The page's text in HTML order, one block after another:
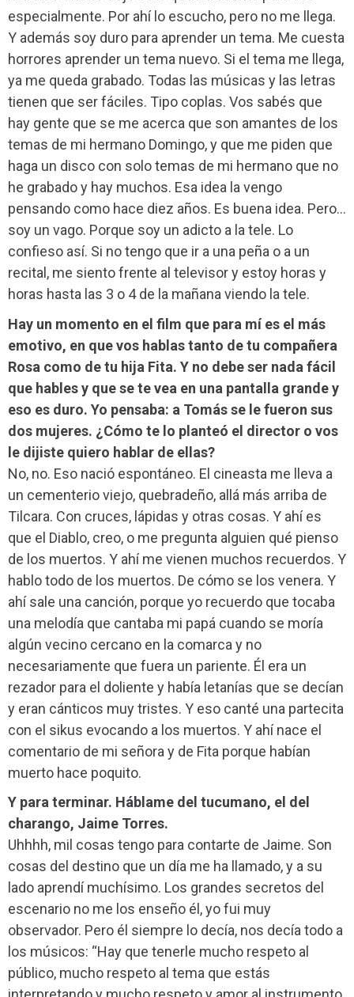
especialmente. Por ahí lo escucho, pero no me llega.
Y además soy duro para aprender un tema. Me cuesta
horrores aprender un tema nuevo. Si el tema me llega,
ya me queda grabado. Todas las músicas y las letras
tienen que ser fáciles. Tipo coplas. Vos sabés que
hay gente que se me acerca que son amantes de los
temas de mi hermano Domingo, y que me piden que
haga un disco con solo temas de mi hermano que no
he grabado y hay muchos. Esa idea la vengo
pensando como hace diez años. Es buena idea. Pero…
soy un vago. Porque soy un adicto a la tele. Lo
confieso así. Si no tengo que ir a una peña o a un
recital, me siento frente al televisor y estoy horas y
horas hasta las 3 o 4 de la mañana viendo la tele.
Hay un momento en el film que para mí es el más
emotivo, en que vos hablas tanto de tu compañera
Rosa como de tu hija Fita. Y no debe ser nada fácil
que hables y que se te vea en una pantalla grande y
eso es duro. Yo pensaba: a Tomás se le fueron sus
dos mujeres. ¿Cómo te lo planteó el director o vos
le dijiste quiero hablar de ellas?
No, no. Eso nació espontáneo. El cineasta me lleva a
un cementerio viejo, quebradeño, allá más arriba de
Tilcara. Con cruces, lápidas y otras cosas. Y ahí es
que el Diablo, creo, o me pregunta alguien qué pienso
de los muertos. Y ahí me vienen muchos recuerdos. Y
hablo todo de los muertos. De cómo se los venera. Y
ahí sale una canción, porque yo recuerdo que tocaba
una melodía que cantaba mi papá cuando se moría
algún vecino cercano en la comarca y no
necesariamente que fuera un pariente. Él era un
rezador para el doliente y había letanías que se decían
y eran cánticos muy tristes. Y eso canté una partecita
con el sikus evocando a los muertos. Y ahí nace el
comentario de mi señora y de Fita porque habían
muerto hace poquito.
Y para terminar. Háblame del tucumano, el del
charango, Jaime Torres.
Uhhhh, mil cosas tengo para contarte de Jaime. Son
cosas del destino que un día me ha llamado, y a su
lado aprendí muchísimo. Los grandes secretos del
escenario no me los enseño él, yo fui muy
observador. Pero él siempre lo decía, nos decía todo a
los músicos: “Hay que tenerle mucho respeto al
público, mucho respeto al tema que estás